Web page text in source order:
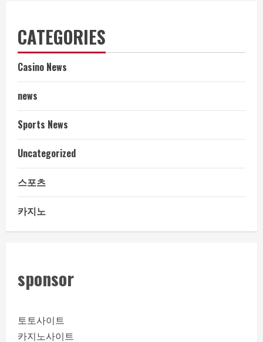
CATEGORIES
Casino News
news
Sports News
Uncategorized
스포츠
카지노
sponsor
토토사이트
카지노사이트